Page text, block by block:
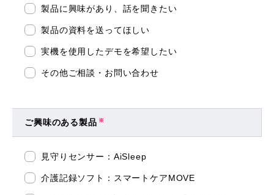
製品に興味があり、話を聞きたい
製品の資料を送ってほしい
実機を使用したデモを希望したい
その他ご相談・お問い合わせ
ご興味のある製品 ※
見守りセンサー：AiSleep
介護記録ソフト：スマートケアMOVE